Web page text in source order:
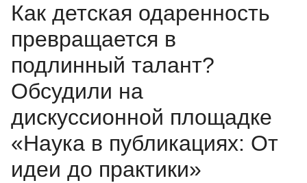
ПОДАТЬ РУКОПИСЬ
КЛЮЧЕВЫЕ СЛОВА
Регистрация
Как детская одаренность
превращается в
подлинный талант?
Обсудили на
дискуссионной площадке
«Наука в публикациях: От
идеи до практики»